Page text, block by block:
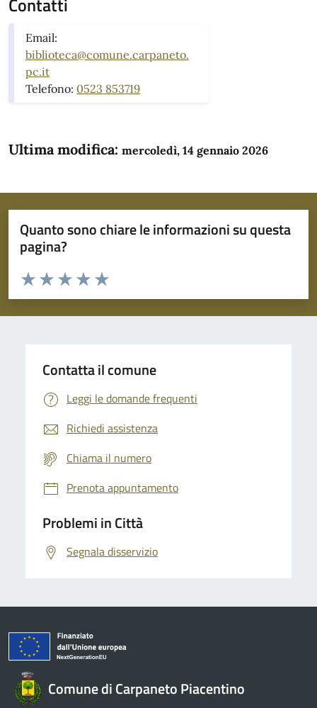
Email:
biblioteca@comune.carpaneto.
pc.it
Telefono: 0523 853719
Ultima modifica: mercoledì, 14 gennaio 2026
Quanto sono chiare le informazioni su questa
pagina?
Domanda
Valuta da 1 a 5 stelle la pagina
Valuta 5 stelle su 5
Valuta 4 stelle su 5
Valuta 3 stelle su 5
Valuta 2 stelle su 5
Valuta 1 stelle su 5
Contatta il comune
Leggi le domande frequenti
Richiedi assistenza
Chiama il numero
Prenota appuntamento
Problemi in Città
Segnala disservizio
Comune di Carpaneto Piacentino